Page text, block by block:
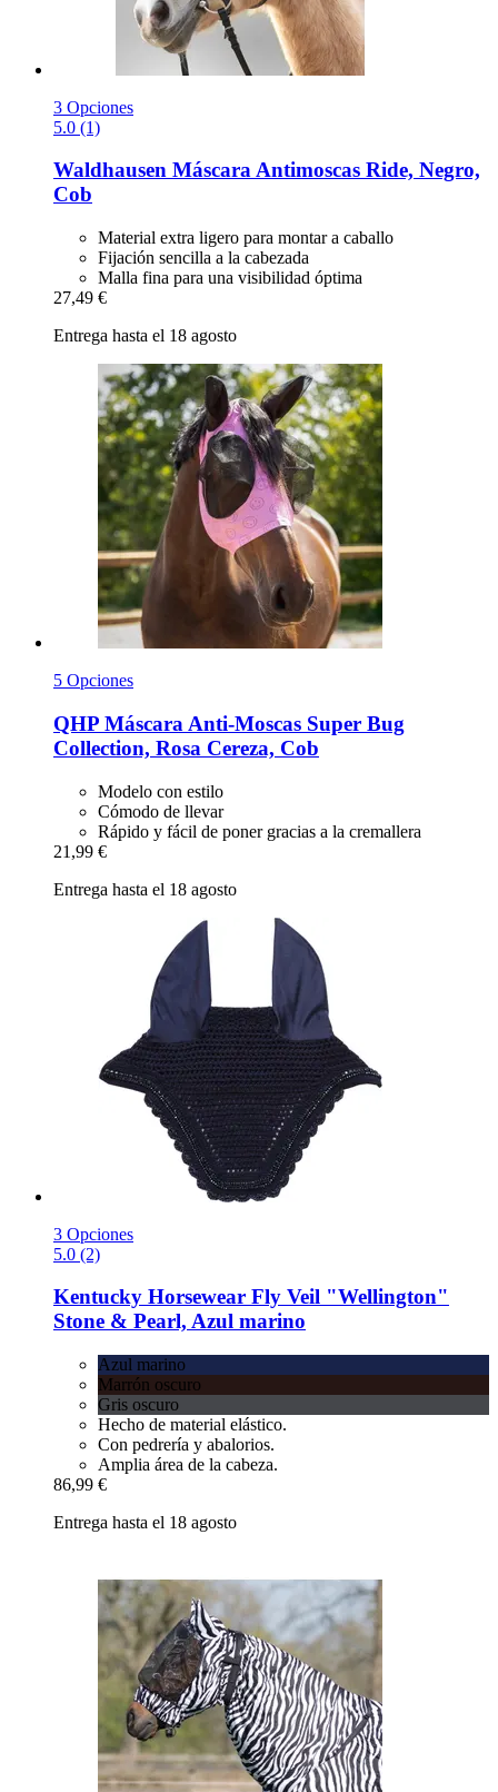
3 Opciones
5.0 (1)
Waldhausen Máscara Antimoscas Ride, Negro,
Cob
Material extra ligero para montar a caballo
Fijación sencilla a la cabezada
Malla fina para una visibilidad óptima
27,49 €
Entrega hasta el 18 agosto
5 Opciones
QHP Máscara Anti-​Moscas Super Bug
Collection, Rosa Cereza, Cob
Modelo con estilo
Cómodo de llevar
Rápido y fácil de poner gracias a la cremallera
21,99 €
Entrega hasta el 18 agosto
3 Opciones
5.0 (2)
Kentucky Horsewear Fly Veil "Wellington"
Stone & Pearl, Azul marino
Azul marino
Marrón oscuro
Gris oscuro
Hecho de material elástico.
Con pedrería y abalorios.
Amplia área de la cabeza.
86,99 €
Entrega hasta el 18 agosto